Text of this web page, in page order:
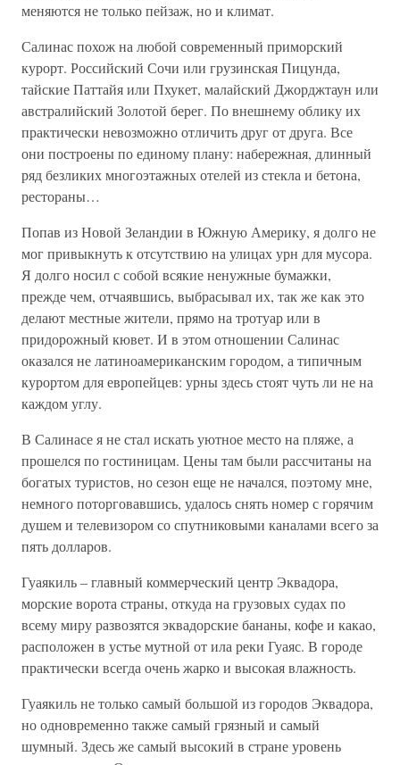
меняются не только пейзаж, но и климат.
Салинас похож на любой современный приморский
курорт. Российский Сочи или грузинская Пицунда,
тайские Паттайя или Пхукет, малайский Джорджтаун или
австралийский Золотой берег. По внешнему облику их
практически невозможно отличить друг от друга. Все
они построены по единому плану: набережная, длинный
ряд безликих многоэтажных отелей из стекла и бетона,
рестораны…
Попав из Новой Зеландии в Южную Америку, я долго не
мог привыкнуть к отсутствию на улицах урн для мусора.
Я долго носил с собой всякие ненужные бумажки,
прежде чем, отчаявшись, выбрасывал их, так же как это
делают местные жители, прямо на тротуар или в
придорожный кювет. И в этом отношении Салинас
оказался не латиноамериканским городом, а типичным
курортом для европейцев: урны здесь стоят чуть ли не на
каждом углу.
В Салинасе я не стал искать уютное место на пляже, а
прошелся по гостиницам. Цены там были рассчитаны на
богатых туристов, но сезон еще не начался, поэтому мне,
немного поторговавшись, удалось снять номер с горячим
душем и телевизором со спутниковыми каналами всего за
пять долларов.
Гуаякиль – главный коммерческий центр Эквадора,
морские ворота страны, откуда на грузовых судах по
всему миру развозятся эквадорские бананы, кофе и какао,
расположен в устье мутной от ила реки Гуаяс. В городе
практически всегда очень жарко и высокая влажность.
Гуаякиль не только самый большой из городов Эквадора,
но одновременно также самый грязный и самый
шумный. Здесь же самый высокий в стране уровень